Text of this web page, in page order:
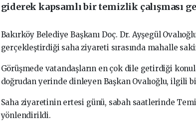
giderek kapsamlı bir temizlik çalışması
Bakırköy BelediyeBaşkanı Doç. Dr. Ayşegül
gerçekleştirdiği sahaziyareti sırasında mahalle
Görüşmede vatandaşların en çok dile getirdiği
doğrudanyerinde dinleyen Başkan Ovalıoğlu,ilgili
Saha ziyaretinin ertesi günü, sabah saatlerinde
yönlendirildi.